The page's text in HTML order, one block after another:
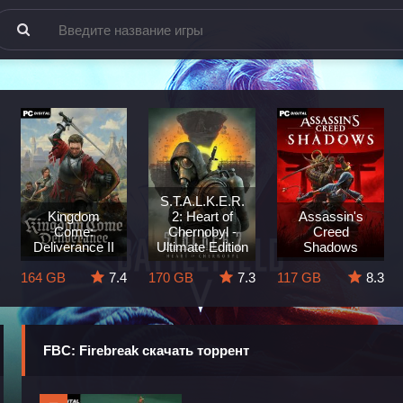
Kingdom
Come:
Deliverance II
164 GB
7.4
S.T.A.L.K.E.R.
2: Heart of
Chernobyl -
Ultimate Edition
170 GB
7.3
Assassin's
Creed
Shadows
117 GB
8.3
FBC: Firebreak скачать торрент